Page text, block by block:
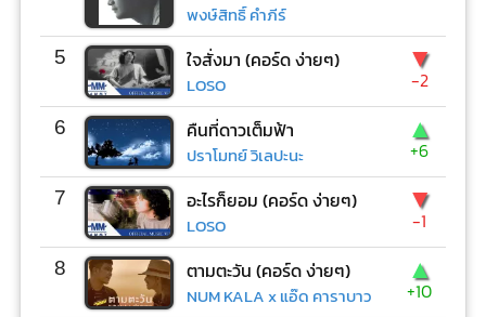
พงษ์สิทธิ์ คำภีร์
5 ใจสั่งมา (คอร์ด ง่ายๆ)
LOSO
▼
-2
6 คืนที่ดาวเต็มฟ้า
ปราโมทย์ วิเลปะนะ
▲
+6
7 อะไรก็ยอม (คอร์ด ง่ายๆ)
LOSO
▼
-1
8 ตามตะวัน (คอร์ด ง่ายๆ)
NUM KALA x แอ๊ด คาราบาว
▲
+10